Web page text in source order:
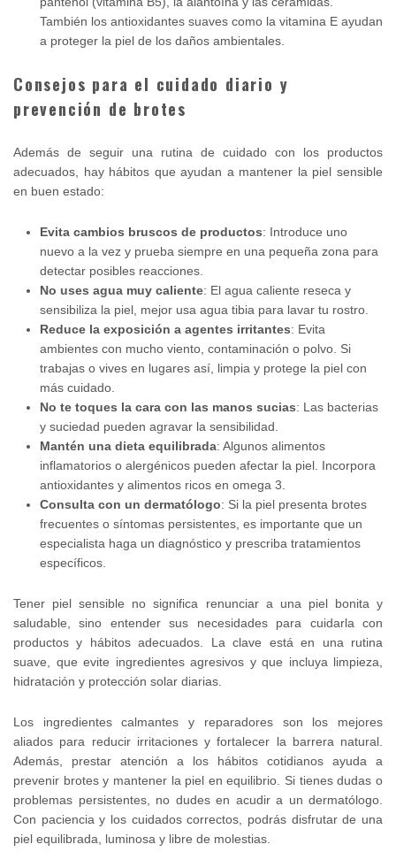
También los antioxidantes suaves como la vitamina E ayudan
a proteger la piel de los daños ambientales.
Consejos para el cuidado diario y
prevención de brotes
Además de seguir una rutina de cuidado con los productos
adecuados, hay hábitos que ayudan a mantener la piel sensible
en buen estado:
Evita cambios bruscos de productos: Introduce uno
nuevo a la vez y prueba siempre en una pequeña zona para
detectar posibles reacciones.
No uses agua muy caliente: El agua caliente reseca y
sensibiliza la piel, mejor usa agua tibia para lavar tu rostro.
Reduce la exposición a agentes irritantes: Evita
ambientes con mucho viento, contaminación o polvo. Si
trabajas o vives en lugares así, limpia y protege la piel con
más cuidado.
No te toques la cara con las manos sucias: Las bacterias
y suciedad pueden agravar la sensibilidad.
Mantén una dieta equilibrada: Algunos alimentos
inflamatorios o alergénicos pueden afectar la piel. Incorpora
antioxidantes y alimentos ricos en omega 3.
Consulta con un dermatólogo: Si la piel presenta brotes
frecuentes o síntomas persistentes, es importante que un
especialista haga un diagnóstico y prescriba tratamientos
específicos.
Tener piel sensible no significa renunciar a una piel bonita y
saludable, sino entender sus necesidades para cuidarla con
productos y hábitos adecuados. La clave está en una rutina
suave, que evite ingredientes agresivos y que incluya limpieza,
hidratación y protección solar diarias.
Los ingredientes calmantes y reparadores son los mejores
aliados para reducir irritaciones y fortalecer la barrera natural.
Además, prestar atención a los hábitos cotidianos ayuda a
prevenir brotes y mantener la piel en equilibrio. Si tienes dudas o
problemas persistentes, no dudes en acudir a un dermatólogo.
Con paciencia y los cuidados correctos, podrás disfrutar de una
piel equilibrada, luminosa y libre de molestias.